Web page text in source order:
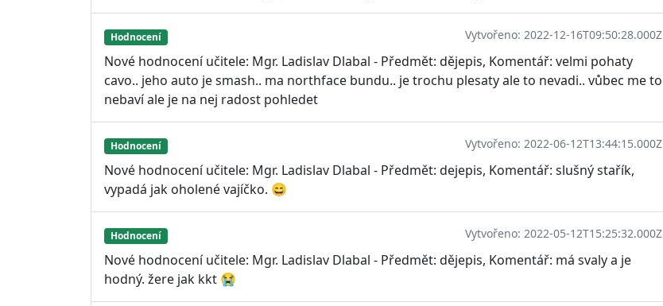
Hodnocení Vytvořeno: 2022-12-16T09:50:28.000Z
Nové hodnocení učitele: Mgr. Ladislav Dlabal - Předmět: dějepis, Komentář: velmi pohaty
cavo.. jeho auto je smash.. ma northface bundu.. je trochu plesaty ale to nevadi.. vůbec me to
nebaví ale je na nej radost pohledet
Hodnocení Vytvořeno: 2022-06-12T13:44:15.000Z
Nové hodnocení učitele: Mgr. Ladislav Dlabal - Předmět: dejepis, Komentář: slušný stařík,
vypadá jak oholené vajíčko. 😄
Hodnocení Vytvořeno: 2022-05-12T15:25:32.000Z
Nové hodnocení učitele: Mgr. Ladislav Dlabal - Předmět: dějepis, Komentář: má svaly a je
hodný. žere jak kkt 😭